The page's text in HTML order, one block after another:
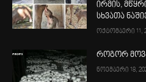
ირმის,
სხვათა
ოქტომბერი 11,
როგორ
ნოემბერი 18,